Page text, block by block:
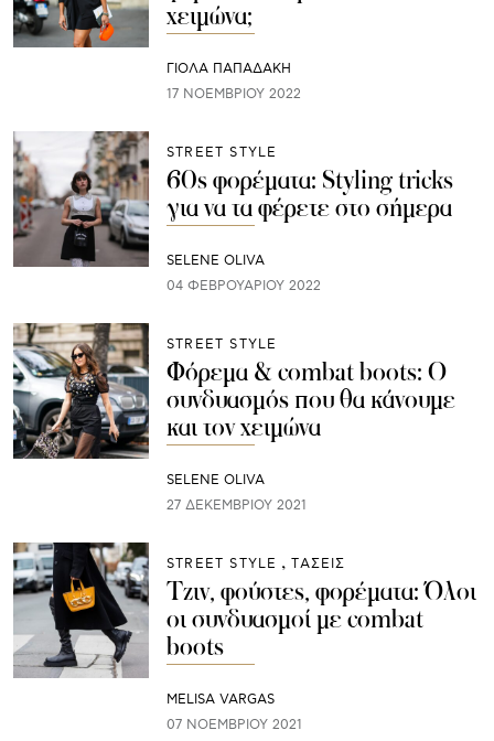
χειμώνα;
ΓΙΌΛΑ ΠΑΠΑΔΆΚΗ
17 ΝΟΕΜΒΡΊΟΥ 2022
STREET STYLE
60s φορέματα: Styling tricks
για να τα φέρετε στο σήμερα
SELENE OLIVA
04 ΦΕΒΡΟΥΑΡΊΟΥ 2022
STREET STYLE
Φόρεμα & combat boots: Ο
συνδυασμός που θα κάνουμε
και τον χειμώνα
SELENE OLIVA
27 ΔΕΚΕΜΒΡΊΟΥ 2021
STREET STYLE ΤΑΣΕΙΣ
Τζιν, φούστες, φορέματα: Όλοι
οι συνδυασμοί με combat
boots
MELISA VARGAS
07 ΝΟΕΜΒΡΊΟΥ 2021